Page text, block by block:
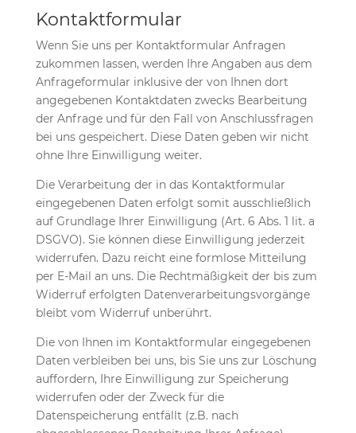
Kontaktformular
Wenn Sie uns per Kontaktformular Anfragen
zukommen lassen, werden Ihre Angaben aus dem
Anfrageformular inklusive der von Ihnen dort
angegebenen Kontaktdaten zwecks Bearbeitung
der Anfrage und für den Fall von Anschlussfragen
bei uns gespeichert. Diese Daten geben wir nicht
ohne Ihre Einwilligung weiter.
Die Verarbeitung der in das Kontaktformular
eingegebenen Daten erfolgt somit ausschließlich
auf Grundlage Ihrer Einwilligung (Art. 6 Abs. 1 lit. a
DSGVO). Sie können diese Einwilligung jederzeit
widerrufen. Dazu reicht eine formlose Mitteilung
per E-Mail an uns. Die Rechtmäßigkeit der bis zum
Widerruf erfolgten Datenverarbeitungsvorgänge
bleibt vom Widerruf unberührt.
Die von Ihnen im Kontaktformular eingegebenen
Daten verbleiben bei uns, bis Sie uns zur Löschung
auffordern, Ihre Einwilligung zur Speicherung
widerrufen oder der Zweck für die
Datenspeicherung entfällt (z.B. nach